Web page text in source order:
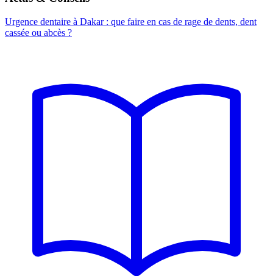
Urgence dentaire à Dakar : que faire en cas de rage de dents, dent
cassée ou abcès ?